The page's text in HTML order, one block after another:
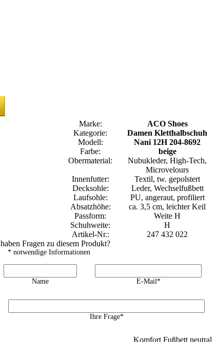
Marke:
ACO Shoes
Kategorie:
Damen Kletthalbschuh
Modell:
Nani 12H 204-8692
Farbe:
beige
Obermaterial:
Nubukleder, High-Tech,
Microvelours
Innenfutter:
Textil, tw. gepolstert
Decksohle:
Leder, Wechselfußbett
Laufsohle:
PU, angeraut, profiliert
Absatzhöhe:
ca. 3,5 cm, leichter Keil
Passform:
Weite H
Schuhweite:
H
Artikel-Nr.:
247 432 022
Fragen zu diesem Produkt?
* notwendige Informationen
Name E-Mail*
Ihre Frage*
Komfort Fußbett neutral